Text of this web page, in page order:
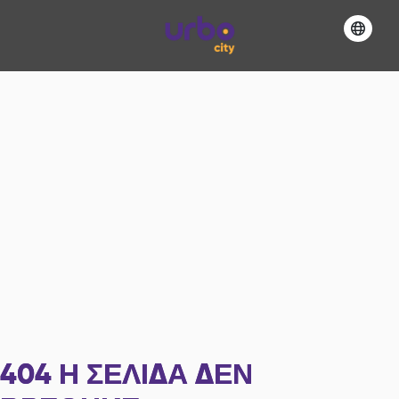
404 Η ΣΕΛΊΔΑ ΔΕΝ